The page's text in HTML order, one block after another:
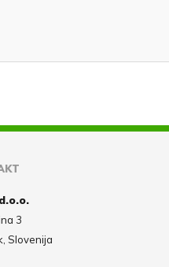
3
Slovenija